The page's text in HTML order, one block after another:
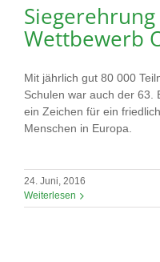
Wettbewerb
Mit jährlich gut 80 000
Schulen war auch der 63.
ein Zeichen für ein
Menschen in Europa.
24. Juni, 2016
Weiterlesen